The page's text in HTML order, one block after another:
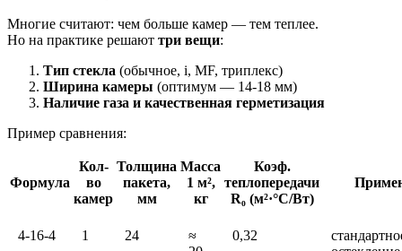
Многие считают: чем больше камер — тем теплее.
Но на практике решают три вещи:
Тип стекла (обычное, i, MF, триплекс)
Ширина камеры (оптимум — 14-18 мм)
Наличие газа и качественная герметизация
Пример сравнения:
Формула
Кол-
во
камер
Толщина
пакета,
мм
Масса
1 м²,
кг
Коэф.
теплопередачи
R₀ (м²·°C/Вт)
4-16-4 1 24
≈
0,32